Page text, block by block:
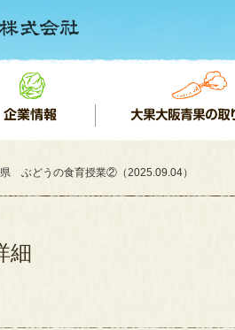
ぶどうの食育授業②（2025.09.04）
細